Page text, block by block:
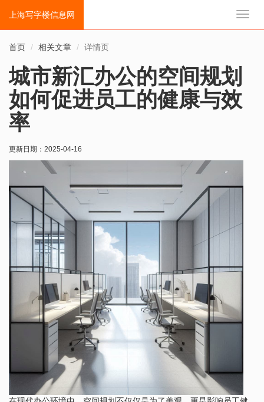
切
上海写字楼信息网
首页 相关文章 详情页
城市新汇办公的空间规划
如何促进员工的健康与效
率
更新日期： 2025-04-16